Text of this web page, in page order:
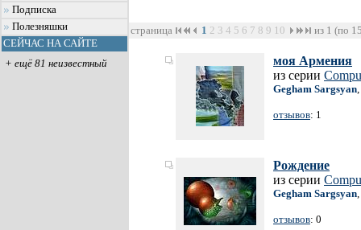
Подписка
Полезняшки
СЕЙЧАС НА САЙТЕ
+ ещё 81 неизвестный
страница 1 2 3 4 5 6 7 8 9 10 из 1 (по
моя Армения
из серии
Gegham Sargsyan
отзывов: 1
Рождение
из серии
Gegham Sargsyan
отзывов: 0